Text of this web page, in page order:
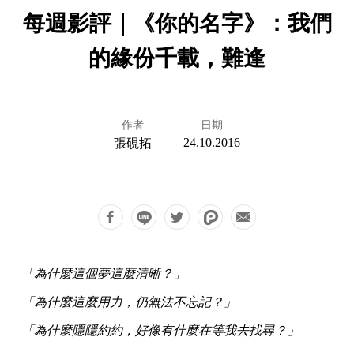
每週影評｜《你的名字》：我們
的緣份千載，難逢
作者
張硯拓
日期
24.10.2016
「為什麼這個夢這麼清晰？」
「為什麼這麼用力，仍無法不忘記？」
「為什麼隱隱約約，好像有什麼在等我去找尋？」